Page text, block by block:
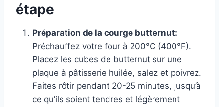
étape
Préparation de la courge butternut:
Préchauffez votre four à 200°C (400°F).
Placez les cubes de butternut sur une
plaque à pâtisserie huilée, salez et poivrez.
Faites rôtir pendant 20-25 minutes, jusqu’à
ce qu’ils soient tendres et légèrement